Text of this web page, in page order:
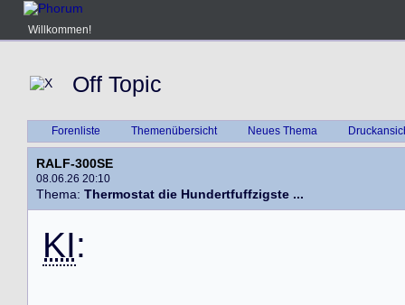
Willkommen!
Off Topic
Forenliste Themenübersicht Neues Thema
RALF-300SE
08.06.26 20:10
Thema: Thermostat die Hundertfuffzigste ...
KI: